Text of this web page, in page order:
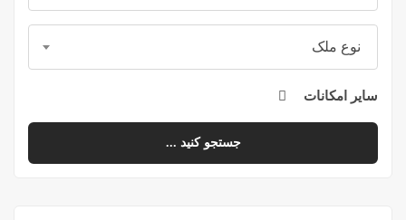
نوع ملک
سایر امکانات
جستجو کنید ...